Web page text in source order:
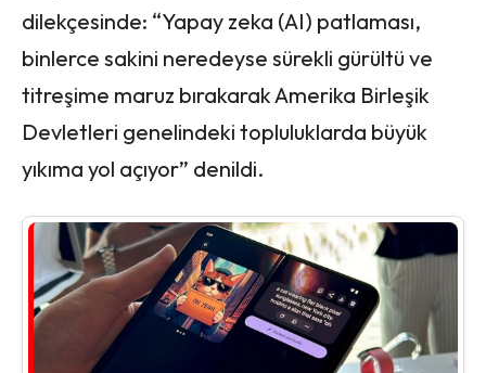
dilekçesinde: “Yapay zeka (AI) patlaması,
binlerce sakini neredeyse sürekli gürültü ve
titreşime maruz bırakarak Amerika Birleşik
Devletleri genelindeki topluluklarda büyük
yıkıma yol açıyor” denildi.